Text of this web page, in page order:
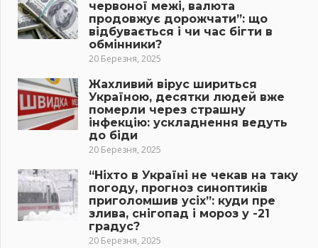
червоної межі, валюта
продовжує дорожчати”: що
відбувається і чи час бігти в
обмінники?
20 Березня, 2025
Жахливий вірус шириться
Україною, десятки людей вже
померли через страшну
інфекцію: ускладнення ведуть
до біди
20 Березня, 2025
“Ніхто в Україні не чекав на таку
погоду, прогноз синоптиків
приголомшив усіх”: куди пре
злива, снігопад і мороз у -21
градус?
20 Березня, 2025